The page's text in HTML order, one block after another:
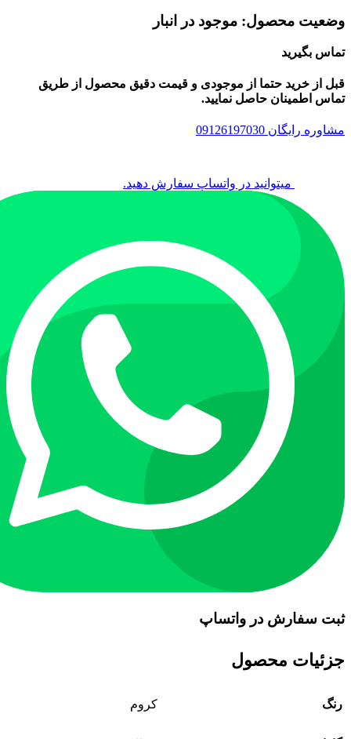
وضعیت محصول: موجود در انبار
تماس بگیرید
قبل از خرید حتما از موجودی و قیمت دقیق محصول از طریق
تماس اطمینان حاصل نمایید.
مشاوره رایگان 09126197030
میتوانید در واتساپ سفارش دهید.
ثبت سفارش در واتساپ
جزئیات محصول
رنگ کروم